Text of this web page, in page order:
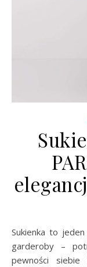
Sukienka to jeden z najważniejszych elementów kobiecej
garderoby –
pewności